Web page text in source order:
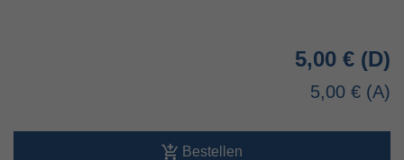
5,00 €
5,00 €
Bestellen